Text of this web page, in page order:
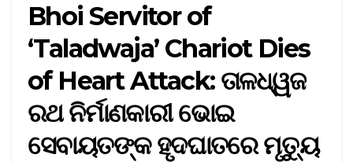
Bhoi Servitor of
‘Taladwaja’ Chariot Dies
of Heart Attack: ତାଳଧ୍ୱଜ
ରଥ ନିର୍ମାଣକାରୀ ଭୋଇ
ସେବାୟତଙ୍କ ହୃଦଘାତରେ ମୃତ୍ୟୁ